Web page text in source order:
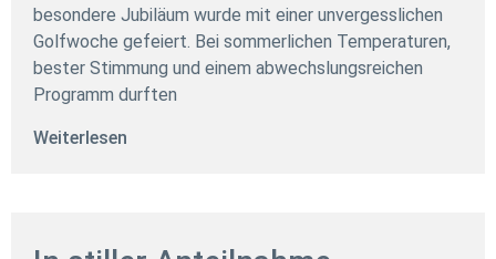
besondere Jubiläum wurde mit einer unvergesslichen
Golfwoche gefeiert. Bei sommerlichen Temperaturen,
bester Stimmung und einem abwechslungsreichen
Programm durften
Weiterlesen